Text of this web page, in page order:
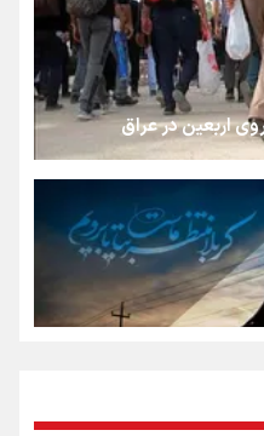
را شکست؛ «آهای مردم، آقا از